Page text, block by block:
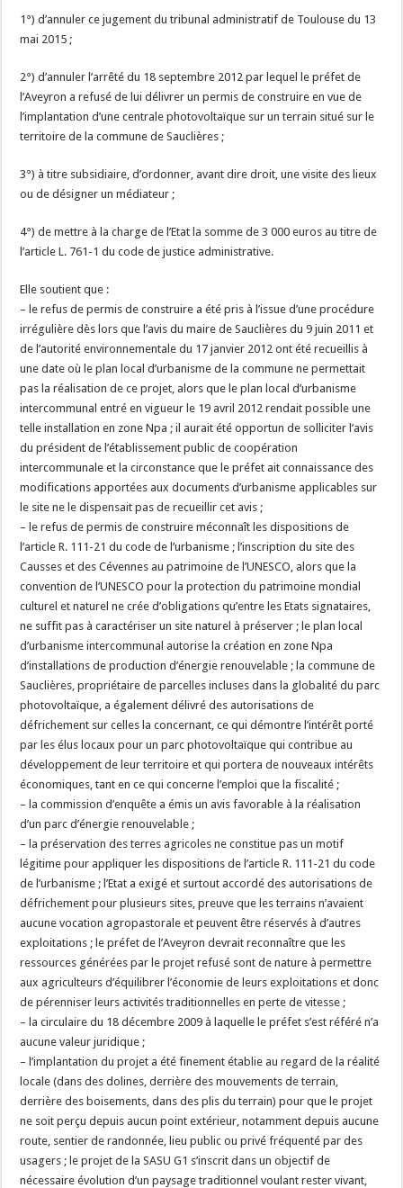
1°) d’annuler ce jugement du tribunal administratif de Toulouse du 13
mai 2015 ;
2°) d’annuler l’arrêté du 18 septembre 2012 par lequel le préfet de
l’Aveyron a refusé de lui délivrer un permis de construire en vue de
l’implantation d’une centrale photovoltaïque sur un terrain situé sur le
territoire de la commune de Sauclières ;
3°) à titre subsidiaire, d’ordonner, avant dire droit, une visite des lieux
ou de désigner un médiateur ;
4°) de mettre à la charge de l’Etat la somme de 3 000 euros au titre de
l’article L. 761-1 du code de justice administrative.
Elle soutient que :
– le refus de permis de construire a été pris à l’issue d’une procédure
irrégulière dès lors que l’avis du maire de Sauclières du 9 juin 2011 et
de l’autorité environnementale du 17 janvier 2012 ont été recueillis à
une date où le plan local d’urbanisme de la commune ne permettait
pas la réalisation de ce projet, alors que le plan local d’urbanisme
intercommunal entré en vigueur le 19 avril 2012 rendait possible une
telle installation en zone Npa ; il aurait été opportun de solliciter l’avis
du président de l’établissement public de coopération
intercommunale et la circonstance que le préfet ait connaissance des
modifications apportées aux documents d’urbanisme applicables sur
le site ne le dispensait pas de recueillir cet avis ;
– le refus de permis de construire méconnaît les dispositions de
l’article R. 111-21 du code de l’urbanisme ; l’inscription du site des
Causses et des Cévennes au patrimoine de l’UNESCO, alors que la
convention de l’UNESCO pour la protection du patrimoine mondial
culturel et naturel ne crée d’obligations qu’entre les Etats signataires,
ne suffit pas à caractériser un site naturel à préserver ; le plan local
d’urbanisme intercommunal autorise la création en zone Npa
d’installations de production d’énergie renouvelable ; la commune de
Sauclières, propriétaire de parcelles incluses dans la globalité du parc
photovoltaïque, a également délivré des autorisations de
défrichement sur celles la concernant, ce qui démontre l’intérêt porté
par les élus locaux pour un parc photovoltaïque qui contribue au
développement de leur territoire et qui portera de nouveaux intérêts
économiques, tant en ce qui concerne l’emploi que la fiscalité ;
– la commission d’enquête a émis un avis favorable à la réalisation
d’un parc d’énergie renouvelable ;
– la préservation des terres agricoles ne constitue pas un motif
légitime pour appliquer les dispositions de l’article R. 111-21 du code
de l’urbanisme ; l’Etat a exigé et surtout accordé des autorisations de
défrichement pour plusieurs sites, preuve que les terrains n’avaient
aucune vocation agropastorale et peuvent être réservés à d’autres
exploitations ; le préfet de l’Aveyron devrait reconnaître que les
ressources générées par le projet refusé sont de nature à permettre
aux agriculteurs d’équilibrer l’économie de leurs exploitations et donc
de pérenniser leurs activités traditionnelles en perte de vitesse ;
– la circulaire du 18 décembre 2009 à laquelle le préfet s’est référé n’a
aucune valeur juridique ;
– l’implantation du projet a été finement établie au regard de la réalité
locale (dans des dolines, derrière des mouvements de terrain,
derrière des boisements, dans des plis du terrain) pour que le projet
ne soit perçu depuis aucun point extérieur, notamment depuis aucune
route, sentier de randonnée, lieu public ou privé fréquenté par des
usagers ; le projet de la SASU G1 s’inscrit dans un objectif de
nécessaire évolution d’un paysage traditionnel voulant rester vivant,